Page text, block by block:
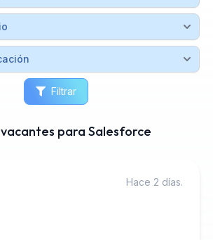
Filtrar
vacantes para Salesforce
Hace 2 días.